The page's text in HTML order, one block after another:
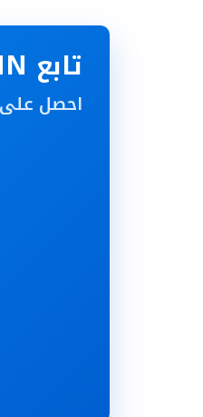
تابع ZNN على تيليغرام
احصل على